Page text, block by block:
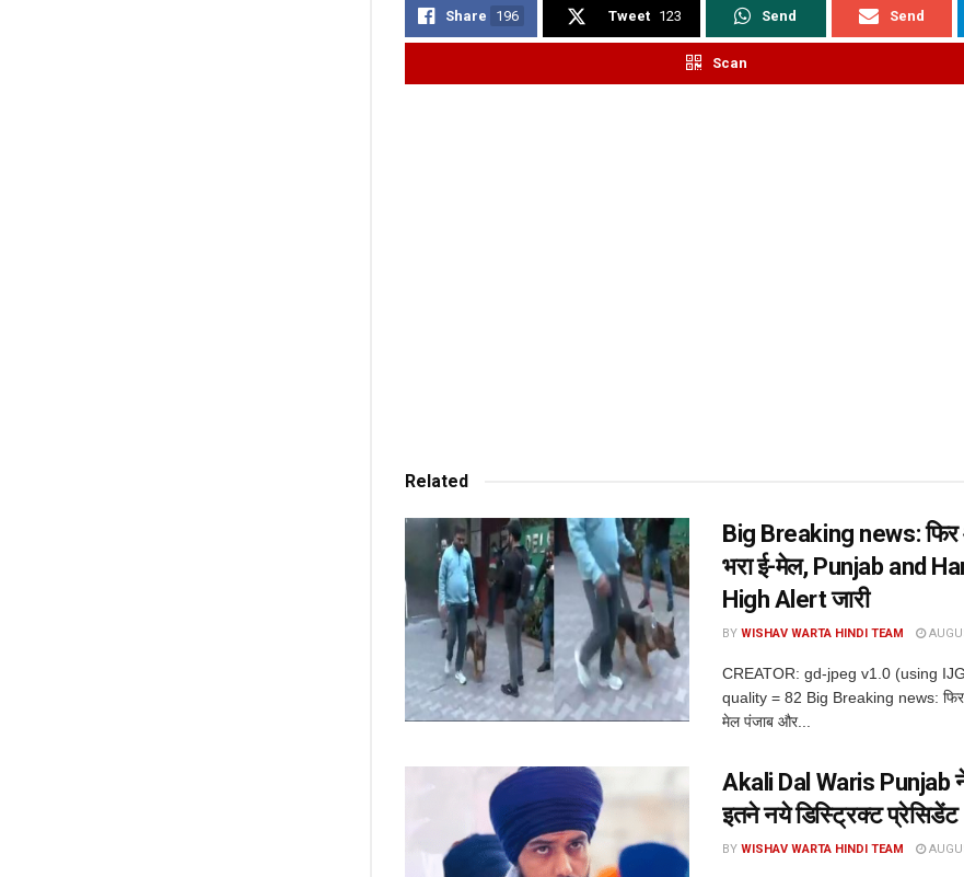
Share 196 Tweet 123 Send Send
Scan
Related
Big Breaking news:
भरा ई-मेल, Punjab and
High Alert जारी
BY WISHAV WARTA HINDI TEAM
CREATOR: gd-jpeg v1.0 (using
quality = 82 Big Breaking news: फिर
मेल पंजाब और...
Akali Dal Waris Punjab
इतने नये डिस्ट्रिक्ट प्रेसिडेंट
BY WISHAV WARTA HINDI TEAM